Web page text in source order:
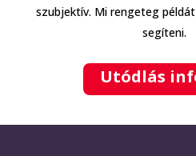
szubjektív. Mi rengeteg
segíteni.
Utódlás